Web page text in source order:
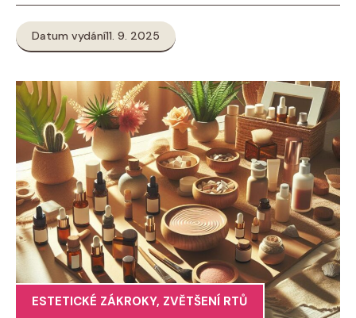
Datum vydání11. 9. 2025
ESTETICKÉ ZÁKROKY, ZVĚTŠENÍ RTŮ